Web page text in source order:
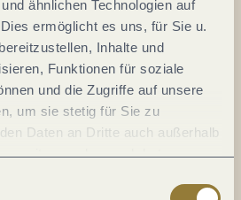
ähnlichen Technologien auf
ermöglicht es uns, für Sie u.
Inhalte und
Funktionen für soziale
und die Zugriffe auf unsere
um sie stetig für Sie zu
Daten an Dritte auch außerhalb
weitergegeben und dort
Mit der Auswahl "Alle